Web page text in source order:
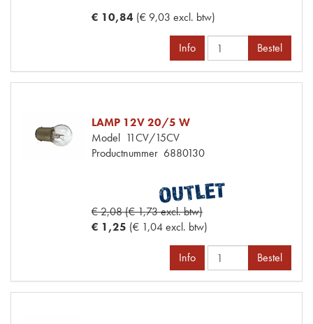
€ 10,84 (€ 9,03 excl. btw)
Info Bestel
LAMP 12V 20/5 W
Model 11CV/15CV
Productnummer 6880130
€ 2,08 (€ 1,73 excl. btw)
€ 1,25 (€ 1,04 excl. btw)
Info Bestel